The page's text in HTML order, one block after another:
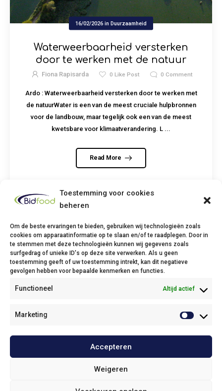
Toestemming voor cookies
beheren
Om de beste ervaringen te bieden, gebruiken wij technologieën zoals
cookies om apparaatinformatie op te slaan en/of te raadplegen. Door in
te stemmen met deze technologieën kunnen wij gegevens zoals
surfgedrag of unieke ID's op deze site verwerken. Als u geen
toestemming geeft of uw toestemming intrekt, kan dit negatieve
gevolgen hebben voor bepaalde kenmerken en functies.
Functioneel Altijd actief
Marketing
Accepteren
Weigeren
16/02/2026 in Duurzaamheid
Waterweerbaarheid versterken
door te werken met de natuur
Fiona Rapisarda 0 Like Post 0 Comment
Ardo : Waterweerbaarheid versterken door te werken met
de natuurWater is een van de meest cruciale hulpbronnen
voor de landbouw, maar tegelijk ook een van de meest
kwetsbare voor klimaatverandering. L ...
Read More
Bidfood Thuin
Avenue Deli XL, 1
Phone: +32(0)71/25 68 11
Email:info@bidfood.be
Onze policies / Nos politiques